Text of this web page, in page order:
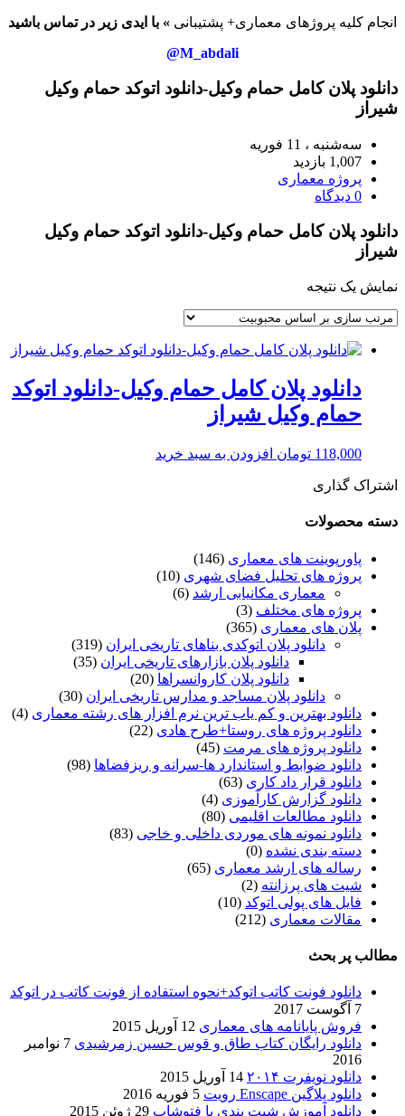
انجام کلیه پروژهای معماری+ پشتیبانی » با ایدی زیر در تماس باشید
M_abdali@
دانلود پلان کامل حمام وکیل-دانلود اتوکد حمام وکیل
شیراز
سه‌شنبه ، 11 فوریه
1,007 بازدید
پروژه معماری
0 دیدگاه
دانلود پلان کامل حمام وکیل-دانلود اتوکد حمام وکیل
شیراز
نمایش یک نتیجه
دانلود پلان کامل حمام وکیل-دانلود اتوکد
حمام وکیل شیراز
118,000 تومان افزودن به سبد خرید
اشتراک گذاری
دسته محصولات
پاورپوینت های معماری (146)
پروژه های تحلیل فضای شهری (10)
معماری مکانیابی ارشد (6)
پروژه های مختلف (3)
پلان های معماری (365)
دانلود پلان اتوکدی بناهای تاریخی ایران (319)
دانلود پلان بازارهای تاریخی ایران (35)
دانلود پلان کاروانسراها (20)
دانلود پلان مساجد و مدارس تاریخی ایران (30)
دانلود بهترین و کم یاب ترین نرم افزار های رشته معماری (4)
دانلود پروژه های روستا+طرح هادی (22)
دانلود پروژه های مرمت (45)
دانلود ضوابط و استاندارد ها-سرانه و ریزفضاها (98)
دانلود قرار داد کاری (63)
دانلود گزارش کارآموزی (4)
دانلود مطالعات اقلیمی (80)
دانلود نمونه های موردی داخلی و خاجی (83)
دسته بندی نشده (0)
رساله های ارشد معماری (65)
شیت های پرزانته (2)
فایل های پولی اتوکد (10)
مقالات معماری (212)
مطالب پر بحث
دانلود فونت کاتب اتوکد+نحوه استفاده از فونت کاتب در اتوکد
7 آگوست 2017
فروش پایانامه های معماری 12 آوریل 2015
دانلود رایگان کتاب طاق و قوس حسین زمرشیدی
7 نوامبر
2016
دانلود نویفرت ۲۰۱۴
14 آوریل 2015
دانلود پلاگین Enscape رویت
5 فوریه 2016
دانلود آموزش شیت بندی با فتوشاپ 29 ژوئن 2015